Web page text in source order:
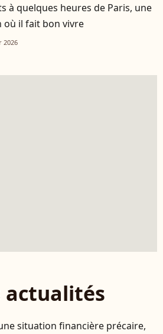
à quelques heures de Paris, une
où il fait bon vivre
2026
actualités
situation financière précaire,